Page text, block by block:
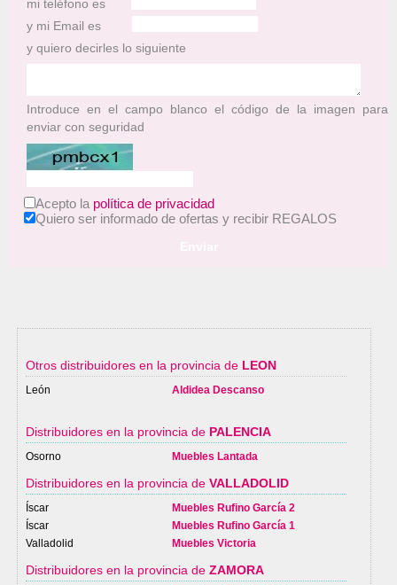
mi teléfono es
y mi Email es
y quiero decirles lo siguiente
Introduce en el campo blanco el código de la imagen para
enviar con seguridad
Acepto la política de privacidad
Quiero ser informado de ofertas y recibir REGALOS
Otros distribuidores en la provincia de LEON
León Aldidea Descanso
Distribuidores en la provincia de PALENCIA
Osorno Muebles Lantada
Distribuidores en la provincia de VALLADOLID
Íscar
Muebles Rufino García 2
Íscar
Muebles Rufino García 1
Valladolid
Muebles Victoria
Distribuidores en la provincia de ZAMORA